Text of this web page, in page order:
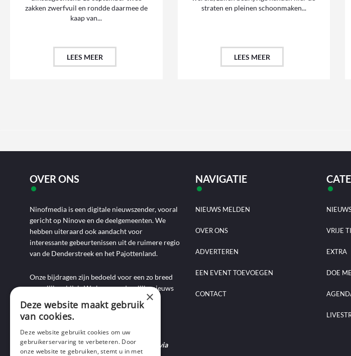
zakken zwerfvuil en rondde daarmee de
kaap van...
LEES MEER
straten en pleinen schoonmaken...
LEES MEER
OVER ONS
Ninofmedia is een digitale nieuwszender, vooral
gericht op Ninove en de deelgemeenten. We
hebben uiteraard ook aandacht voor
interessante gebeurtenissen uit de ruimere regio
van de Denderstreek en het Pajottenland.
Onze bijdragen zijn bedoeld voor een zo breed
mogelijk publiek. We brengen dagelijks nieuws
aan de hand van artikels, foto-, audio- en
videoverslagen, interviews, reportages en
commentaarstukken.
Heb je nieuws te melden? Contacteer ons via
NAVIGATIE
NIEUWS MELDEN
OVER ONS
ADVERTEREN
EEN EVENT TOEVOEGEN
CONTACT
VRIJE
EXTRA
DOE
×
Deze website maakt gebruik
van cookies.
Deze website gebruikt cookies om uw
gebruikerservaring te verbeteren. Door
onze website te gebruiken, stemt u in met